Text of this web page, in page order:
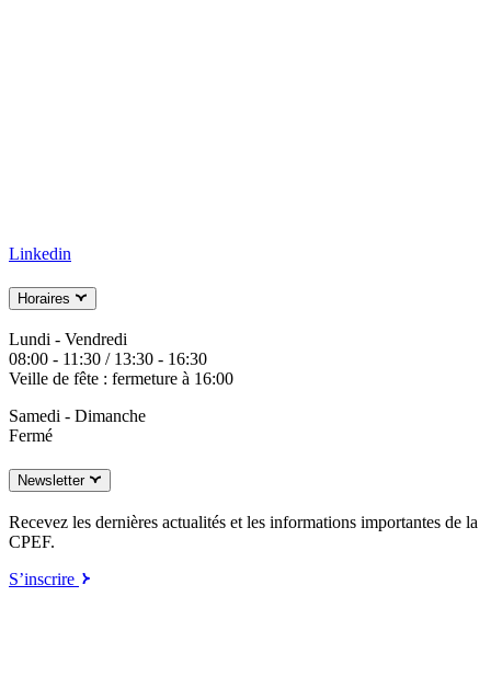
Linkedin
Horaires
Lundi - Vendredi
08:00 - 11:30 / 13:30 - 16:30
Veille de fête : fermeture à 16:00
Samedi - Dimanche
Fermé
Newsletter
Recevez les dernières actualités et les informations importantes de la
CPEF.
S’inscrire